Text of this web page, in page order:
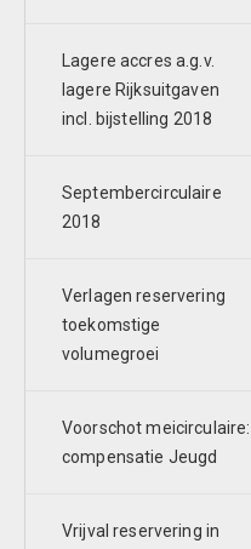
Lagere accres a.g.v.
lagere Rijksuitgaven
incl. bijstelling 2018
Septembercirculaire
2018
Verlagen reservering
toekomstige
volumegroei
Voorschot meicirculaire:
compensatie Jeugd
Vrijval reservering in